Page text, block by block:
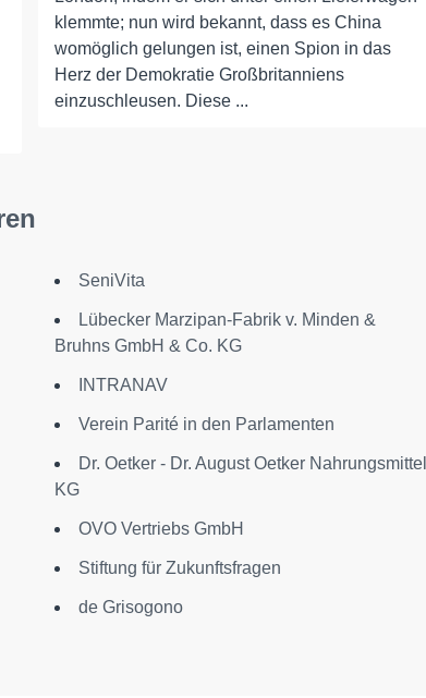
klemmte; nun wird bekannt, dass es China
womöglich gelungen ist, einen Spion in das
Herz der Demokratie Großbritanniens
einzuschleusen. Diese ...
SeniVita
Lübecker Marzipan-Fabrik v. Minden &
Bruhns GmbH & Co. KG
INTRANAV
Verein Parité in den Parlamenten
Dr. Oetker - Dr. August Oetker Nahrungsmittel
KG
OVO Vertriebs GmbH
Stiftung für Zukunftsfragen
de Grisogono